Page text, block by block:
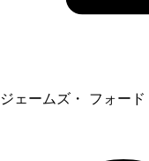
ジェームズ・ フォード